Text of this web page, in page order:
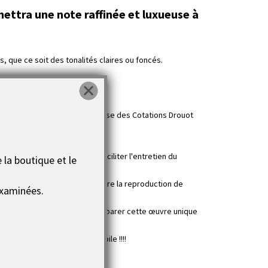
une note raffinée et luxueuse à
que ce soit des tonalités claires ou foncés.
dans le Dictionnaire Larousse des Cotations Drouot
le temps des UV et de faciliter l'entretien du
d'autoriser ou d'interdire la reproduction de
Et surtout n’allez pas comparer cette œuvre unique
est déjà installé au dos de la toile !!!!
la boutique et le